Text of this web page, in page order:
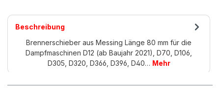
Beschreibung
Brennerschieber aus Messing Länge 80 mm für die
Dampfmaschinen D12 (ab Baujahr 2021), D70, D106,
D305, D320, D366, D396, D40… Mehr